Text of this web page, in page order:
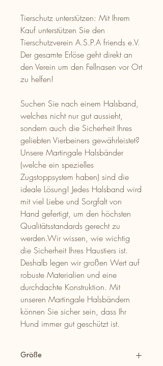
Tierschutz unterstützen: Mit Ihrem
Kauf unterstützen Sie den
Tierschutzverein A.S.P.A friends e.V.
Der gesamte Erlöse geht direkt an
den Verein um den Fellnasen vor Ort
zu helfen!
Suchen Sie nach einem Halsband,
welches nicht nur gut aussieht,
sondern auch die Sicherheit Ihres
geliebten Vierbeiners gewährleistet?
Unsere Martingale Halsbänder
(welche ein spezielles
Zugstoppsystem haben) sind die
ideale Lösung! Jedes Halsband wird
mit viel Liebe und Sorgfalt von
Hand gefertigt, um den höchsten
Qualitätsstandards gerecht zu
werden.Wir wissen, wie wichtig
die Sicherheit Ihres Haustiers ist.
Deshalb legen wir großen Wert auf
robuste Materialien und eine
durchdachte Konstruktion. Mit
unseren Martingale Halsbändern
können Sie sicher sein, dass Ihr
Hund immer gut geschützt ist.
Größe